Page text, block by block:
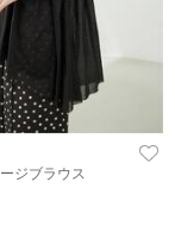
ジブラウス